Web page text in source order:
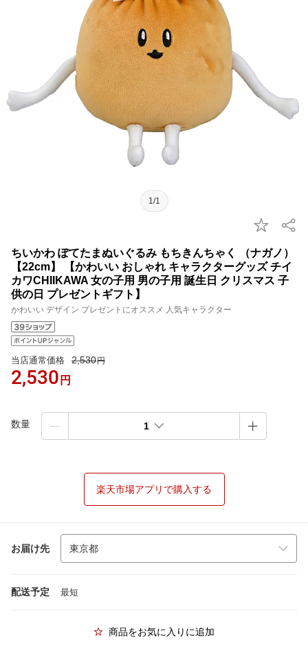
1/1
ちいかわ ぽてたまぬいぐるみ もちきんちゃく （ナガノ）
【22cm】 【かわいい おしゃれ キャラクターグッズ チイ
カワCHIIKAWA 女の子用 男の子用 誕生日 クリスマス 子
供の日 プレゼントギフト】
かわいい デザイン プレゼントにオススメ 人気キャラクター
当店通常価格 2,530円
2,530 円
数量 1
楽天市場アプリで購入する
お届け先
配送予定 最短
商品をお気に入りに追加